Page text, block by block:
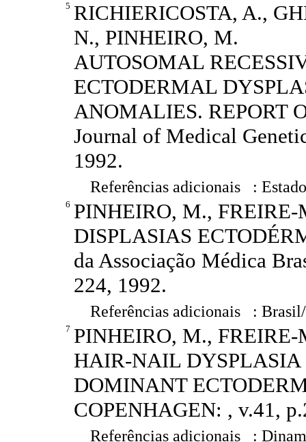
5 RICHIERICOSTA, A.,
N., PINHEIRO, M.
AUTOSOMAL
ECTODERMAL
ANOMALIES. REPORT
Journal of Medical
1992.
Referências adicionais :
6 PINHEIRO, M.,
DISPLASIAS
da Associação Médica
224, 1992.
Referências adicionais :
7 PINHEIRO, M.,
HAIR-NAIL DYSPLASIA
DOMINANT
COPENHAGEN: , v.41,
Referências adicionais :